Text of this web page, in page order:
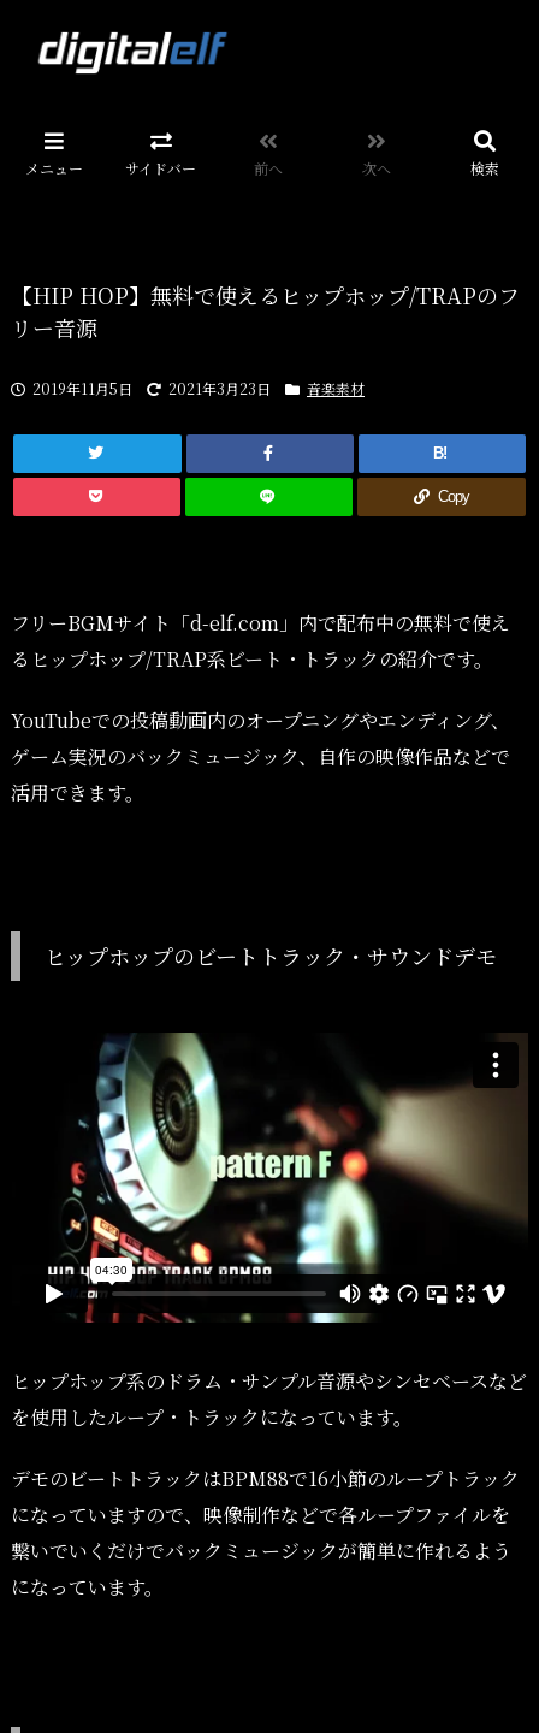
メニュー サイドバー 前へ 次へ 検索
【HIP HOP】無料で使えるヒップホップ/TRAPのフ
リー音源
2019年11月5日 2021年3月23日 音楽素材
B!
Copy
フリーBGMサイト「d-elf.com」内で配布中の無料で使え
るヒップホップ/TRAP系ビート・トラックの紹介です。
YouTubeでの投稿動画内のオープニングやエンディング、
ゲーム実況のバックミュージック、自作の映像作品などで
活用できます。
ヒップホップのビートトラック・サウンドデモ
ヒップホップ系のドラム・サンプル音源やシンセベースなど
を使用したループ・トラックになっています。
デモのビートトラックはBPM88で16小節のループトラック
になっていますので、映像制作などで各ループファイルを
繋いでいくだけでバックミュージックが簡単に作れるよう
になっています。